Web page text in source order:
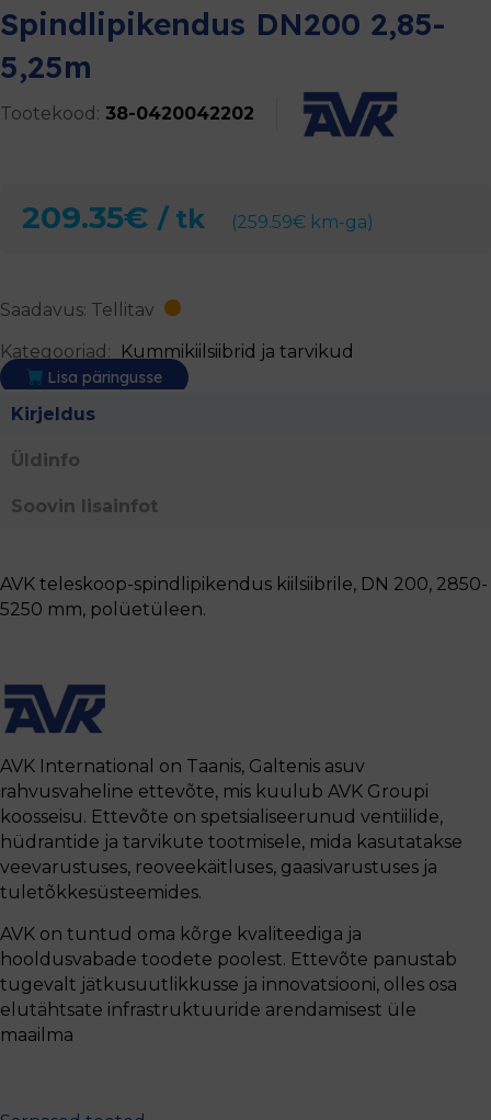
Spindlipikendus DN200 2,85-
5,25m
Tootekood: 38-0420042202
209.35€ / tk (259.59€ km-ga)
Saadavus: Tellitav
Kategooriad:
Kummikiilsiibrid ja tarvikud
Lisa päringusse
Kirjeldus
Üldinfo
Soovin lisainfot
AVK teleskoop-spindlipikendus kiilsiibrile, DN 200, 2850-
5250 mm, polüetüleen.
AVK International on Taanis, Galtenis asuv
rahvusvaheline ettevõte, mis kuulub AVK Groupi
koosseisu. Ettevõte on spetsialiseerunud ventiilide,
hüdrantide ja tarvikute tootmisele, mida kasutatakse
veevarustuses, reoveekäitluses, gaasivarustuses ja
tuletõkkesüsteemides.
AVK on tuntud oma kõrge kvaliteediga ja
hooldusvabade toodete poolest. Ettevõte panustab
tugevalt jätkusuutlikkusse ja innovatsiooni, olles osa
elutähtsate infrastruktuuride arendamisest üle
maailma